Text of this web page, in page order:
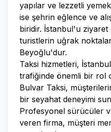
yapılar ve lezzetli
ise şehrin eğlence ve
biridir. İstanbul'u ziyaret
turistlerin uğrak
Beyoğlu'dur.
Taksi hizmetleri,
trafiğinde önemli bir rol
Bulvar Taksi,
bir seyahat deneyimi
Profesyonel sürücüler
veren firma, müşteri